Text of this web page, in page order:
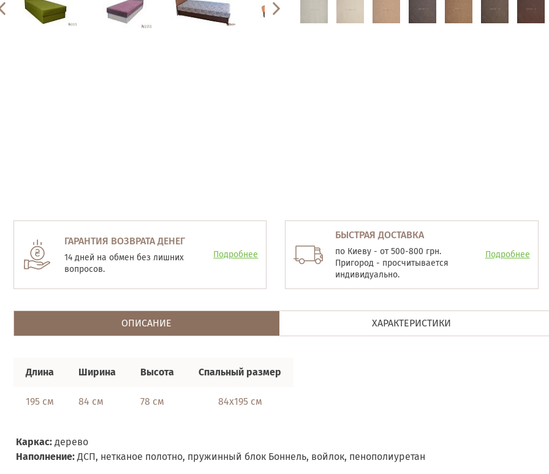
ГАРАНТИЯ ВОЗВРАТА ДЕНЕГ
14 дней на обмен без лишних
вопросов.
Подробнее
БЫСТРАЯ ДОСТАВКА
по Киеву - от 500-800 грн.
Пригород - просчитывается
индивидуально.
Подробнее
ОПИСАНИЕ ХАРАКТЕРИСТИКИ
Длина Ширина Высота Спальный размер
195 см 84 см 78 см 84х195 см
Каркас: дерево
Наполнение:ДСП, нетканое полотно, пружинный блок Боннель, войлок, пенополиуретан